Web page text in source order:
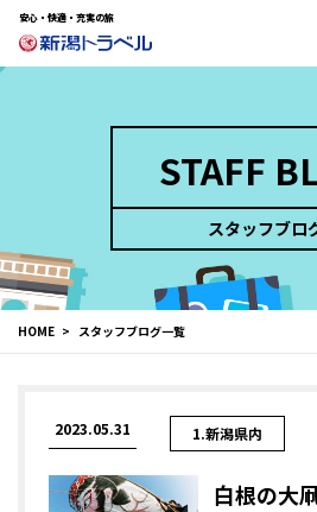
安心・快適・充実の旅
STAFF
スタッフブロ
HOME スタッフブログ一覧
2023.05.31 1.新潟県内
白根の大